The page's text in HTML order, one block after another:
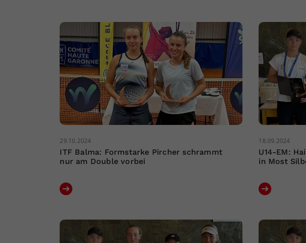
29.10.2024
ITF Balma: Formstarke Pircher schrammt
nur am Double vorbei
18.09.2024
U14-EM:
in Most